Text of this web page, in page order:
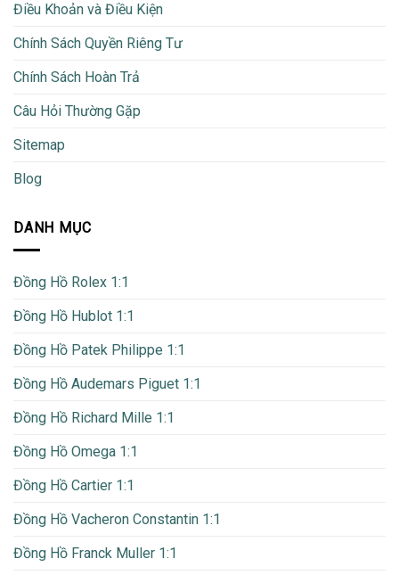
Điều Khoản và Điều Kiện
Chính Sách Quyền Riêng Tư
Chính Sách Hoàn Trả
Câu Hỏi Thường Gặp
Sitemap
Blog
DANH MỤC
Đồng Hồ Rolex 1:1
Đồng Hồ Hublot 1:1
Đồng Hồ Patek Philippe 1:1
Đồng Hồ Audemars Piguet 1:1
Đồng Hồ Richard Mille 1:1
Đồng Hồ Omega 1:1
Đồng Hồ Cartier 1:1
Đồng Hồ Vacheron Constantin 1:1
Đồng Hồ Franck Muller 1:1